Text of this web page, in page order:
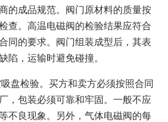
的成品规范。阀门原材料的质量按
查。高温电磁阀的检验结果应符合
同的要求。阀门组装成型后，其表
陷，运输时避免碰撞。
盘检验。买方和卖方必须按照合同
，包装必须可靠和牢固。一般不应
不良现象。另外，气体电磁阀的每